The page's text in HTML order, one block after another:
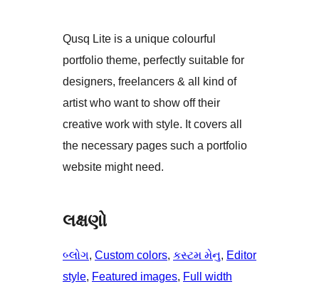
Qusq Lite is a unique colourful
portfolio theme, perfectly suitable for
designers, freelancers & all kind of
artist who want to show off their
creative work with style. It covers all
the necessary pages such a portfolio
website might need.
લક્ષણો
બ્લોગ, Custom colors, કસ્ટમ મેનુ, Editor
style, Featured images, Full width